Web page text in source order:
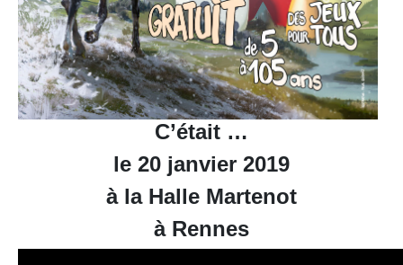
C’était …
le 20 janvier 2019
à la Halle Martenot
à Rennes